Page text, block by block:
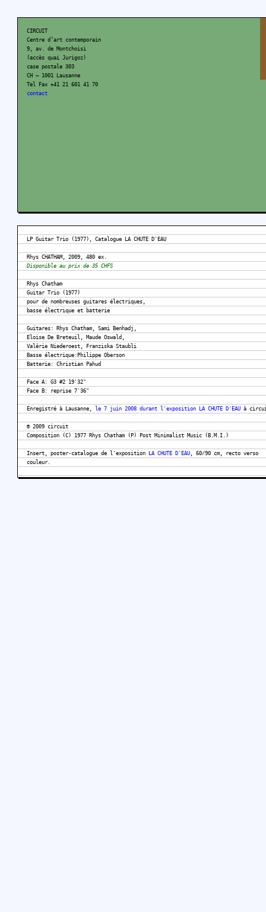
CIRCUIT
Centre d’art contemporain
9, av. de Montchoisi
(accès quai Jurigoz)
case postale 303
CH – 1001 Lausanne
Tel Fax +41 21 601 41 70
contact
LP Guitar Trio (1977), Catalogue LA CHUTE D'EAU
Rhys CHATHAM, 2009, 480 ex.
Disponible au prix de 35 CHFS
Rhys Chatham
Guitar Trio (1977)
pour de nombreuses guitares électriques,
basse électrique et batterie
Guitares: Rhys Chatham, Sami Benhadj,
Eloise De Breteuil, Maude Oswald,
Valérie Niederoest, Franziska Staubli
Basse électrique:Philippe Oberson
Batterie: Christian Pahud
Face A: G3 #2 19'32"
Face B: reprise 7'36"
Enregistré à Lausanne, le 7 juin 2008 durant l'exposition LA CHUTE D'EAU à
© 2009 circuit
Composition (C) 1977 Rhys Chatham (P) Post Minimalist Music (B.M.I.)
Insert, poster-catalogue de l'exposition LA CHUTE D'EAU , 60/90 cm, recto verso
couleur.